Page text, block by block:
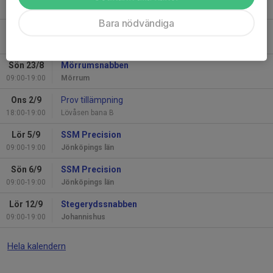
09:00-19:00 Lövåsen
Sön 23/8
09:00-19:00
Mörrumsnabben
Mörrum
Ons 2/9
18:00-19:00
Prov tillämpning
Lövåsen bana B
Lör 5/9
09:00-19:00
SSM Precision
Jönköpings län
Sön 6/9
09:00-19:00
SSM Precision
Jönköpings län
Lör 12/9
09:00-19:00
Stegerydssnabben
Johannishus
Hela kalendern
Bara nödvändiga